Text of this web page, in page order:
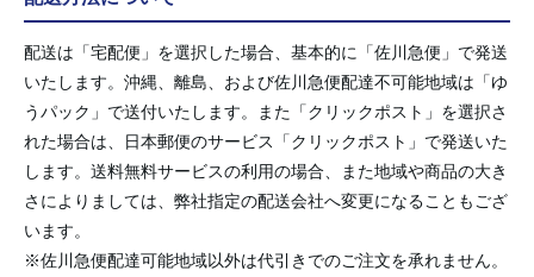
配送は「宅配便」を選択した場合、基本的に「佐川急便」で発送
いたします。沖縄、離島、および佐川急便配達不可能地域は「ゆ
うパック」で送付いたします。また「クリックポスト」を選択さ
れた場合は、日本郵便のサービス「クリックポスト」で発送いた
します。送料無料サービスの利用の場合、また地域や商品の大き
さによりましては、弊社指定の配送会社へ変更になることもござ
います。
※佐川急便配達可能地域以外は代引きでのご注文を承れません。